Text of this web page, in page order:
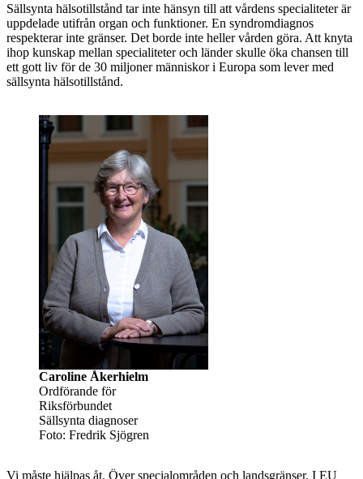
Sällsynta hälsotillstånd tar inte hänsyn till att vårdens specialiteter är
uppdelade utifrån organ och funktioner. En syndromdiagnos
respekterar inte gränser. Det borde inte heller vården göra. Att knyta
ihop kunskap mellan specialiteter och länder skulle öka chansen till
ett gott liv för de 30 miljoner människor i Europa som lever med
sällsynta hälsotillstånd.
Caroline Åkerhielm
Ordförande för
Riksförbundet
Sällsynta diagnoser
Foto: Fredrik Sjögren
Vi måste hjälpas åt. Över specialområden och landsgränser. I EU